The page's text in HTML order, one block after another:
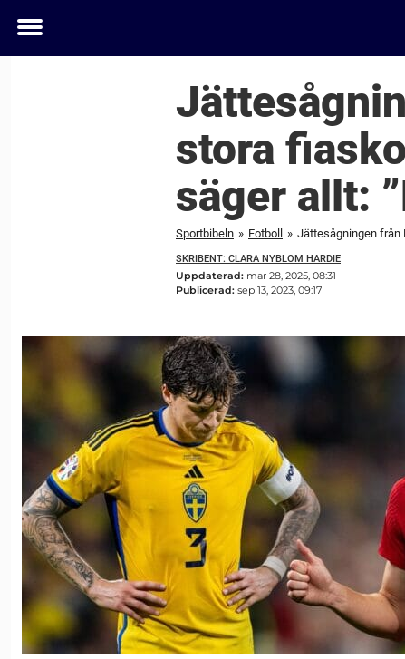
Toggle
stora
säger allt:
Sportbibeln » Fotboll » Jättesågningen från
SKRIBENT: CLARA NYBLOM HARDIE
Uppdaterad: mar 28, 2025, 08:31
Publicerad: sep 13, 2023, 09:17